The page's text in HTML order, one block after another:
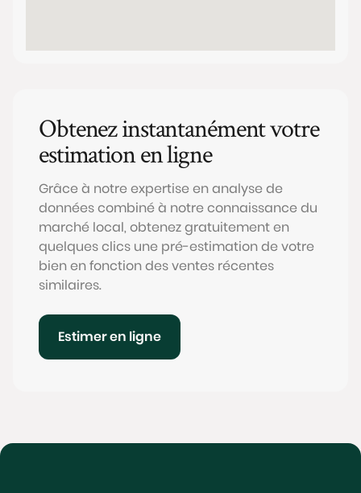
Obtenez instantanément votre
estimation en ligne
Grâce à notre expertise en analyse de
données combiné à notre connaissance du
marché local, obtenez gratuitement en
quelques clics une pré-estimation de votre
bien en fonction des ventes récentes
similaires.
Estimer en ligne